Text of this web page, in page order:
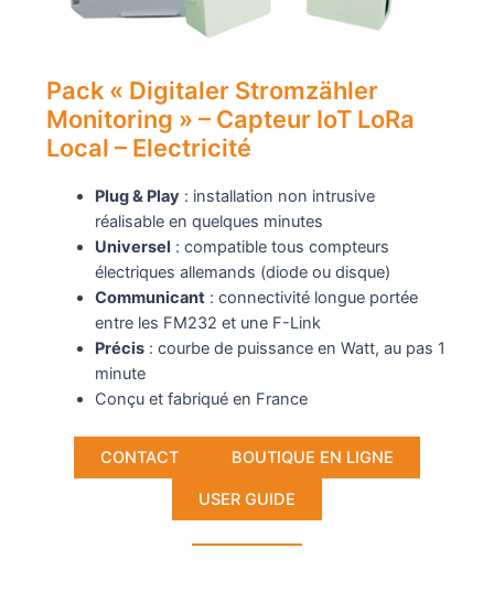
Pack « Digitaler Stromzähler
Monitoring » – Capteur IoT LoRa
Local – Electricité
Plug & Play : installation non intrusive
réalisable en quelques minutes
Universel : compatible tous compteurs
électriques allemands (diode ou disque)
Communicant: connectivité longue portée
entre les FM232 et une F-Link
Précis: courbe de puissance en Watt, au pas 1
minute
Conçu et fabriqué en France
CONTACT BOUTIQUE EN LIGNE
USER GUIDE